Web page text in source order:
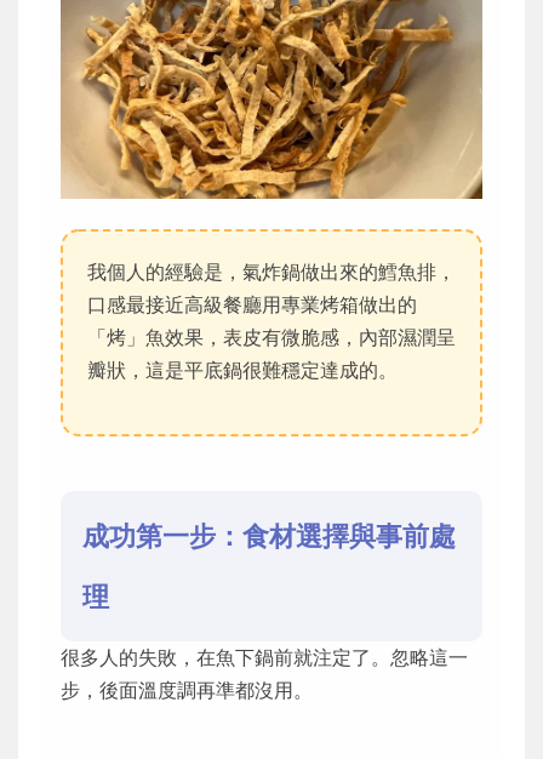
我個人的經驗是，氣炸鍋做出來的鱈魚排，
口感最接近高級餐廳用專業烤箱做出的
「烤」魚效果，表皮有微脆感，內部濕潤呈
瓣狀，這是平底鍋很難穩定達成的。
成功第一步：食材選擇與事前處
理
很多人的失敗，在魚下鍋前就注定了。忽略這一
步，後面溫度調再準都沒用。